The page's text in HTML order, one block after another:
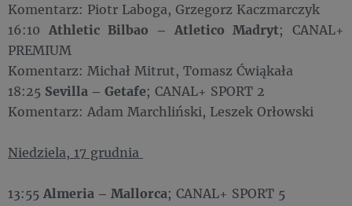
Komentarz: Piotr Laboga, Grzegorz Kaczmarczyk
16:10 Athletic Bilbao – Atletico Madryt; CANAL+
PREMIUM
Komentarz: Michał Mitrut, Tomasz Ćwiąkała
18:25 Sevilla – Getafe; CANAL+ SPORT 2
Komentarz: Adam Marchliński, Leszek Orłowski
Niedziela, 17 grudnia
13:55 Almeria – Mallorca; CANAL+ SPORT 5